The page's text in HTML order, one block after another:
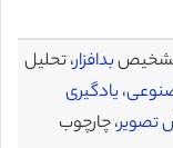
تشخیصبدافزار، تحلیل
، یادگیری
تصویر، چارچوب